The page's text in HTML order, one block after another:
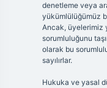
denetleme veya
yükümlülüğümüz
Ancak, üyelerimiz
sorumluluğunu
olarak bu
sayılırlar.
Hukuka ve yasal